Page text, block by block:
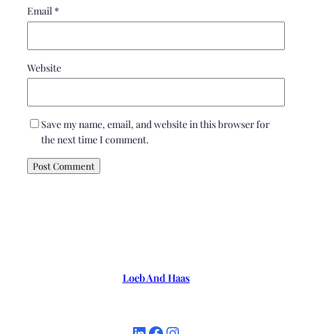
Email *
Website
Save my name, email, and website in this browser for
the next time I comment.
Loeb And Haas